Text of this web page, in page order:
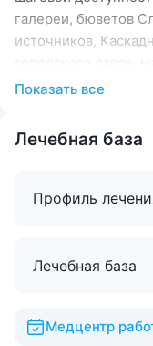
галереи, бюветов
источников,
бювет с
Номерной фонд
ортопедическими
стол»в ресторане.
бар «Звёздное
Показать все
Лечебная база
Профиль
Лечебная база
Медцентр